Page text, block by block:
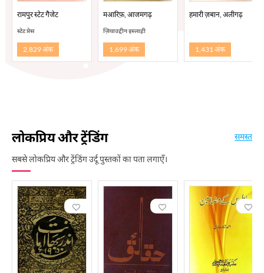
रामपुर स्टेट गैजेट
स्टेट प्रेस
2,829 अंक
मआरिफ़, आजमगढ़
ज़ियाउद्दीन इस्लाही
1,699 अंक
हमारी ज़बान, अलीगढ़
1,431 अंक
लोकप्रिय और ट्रेंडिंग
सबसे लोकप्रिय और ट्रेंडिंग उर्दू पुस्तकों का पता लगाएँ।
समस्त